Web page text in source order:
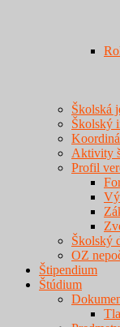
Školská
Školský
Aktivity
Profil
Školský
OZ
Štipendium
Štúdium